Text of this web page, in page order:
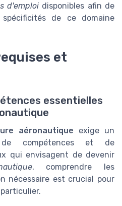
d'emploidisponibles afin de
de ce domaine
et
essentielles
aéronautique exige un
de compétences et de
qui envisagent de devenir
, comprendre les
nécessaire est crucial pour
particulier.